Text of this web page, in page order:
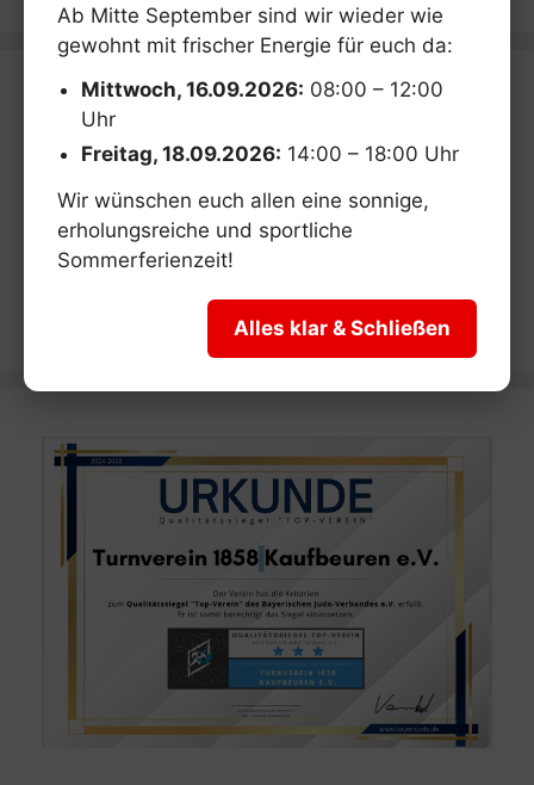
Ab Mitte September sind wir wieder wie
gewohnt mit frischer Energie für euch da:
Mittwoch, 16.09.2026: 08:00 – 12:00
Uhr
Freitag, 18.09.2026: 14:00 – 18:00 Uhr
Wir wünschen euch allen eine sonnige,
erholungsreiche und sportliche
Sommerferienzeit!
Alles klar & Schließen